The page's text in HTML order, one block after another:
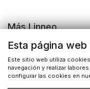
Más Linneo
Blog
Actividades
Busqueda de libros
Esta página
Este sitio web utiliza
navegación y realizar
configurar las cookies en